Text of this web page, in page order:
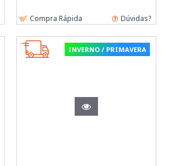
Compra Rápida Dúvidas?
INVERNO / PRIMAVERA